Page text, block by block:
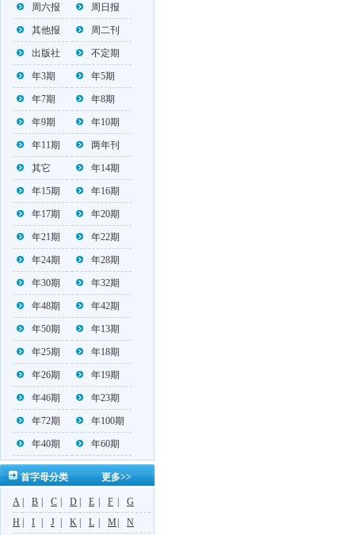
周六报 周日报
其他报 周二刊
出版社 不定期
年3期 年5期
年7期 年8期
年9期 年10期
年11期 两年刊
其它 年14期
年15期 年16期
年17期 年20期
年21期 年22期
年24期 年28期
年30期 年32期
年48期 年42期
年50期 年13期
年25期 年18期
年26期 年19期
年46期 年23期
年72期 年100期
年40期 年60期
更多>>
首字母分类
A B C D E F
G
H
I J K L M
N